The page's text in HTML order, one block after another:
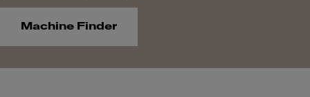
Machine Finder